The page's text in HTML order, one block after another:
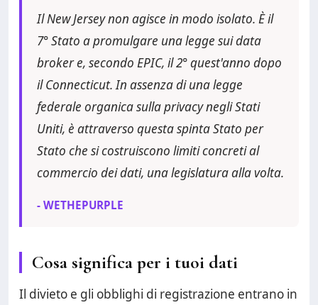
Il New Jersey non agisce in modo isolato. È il
7° Stato a promulgare una legge sui data
broker e, secondo EPIC, il 2° quest'anno dopo
il Connecticut. In assenza di una legge
federale organica sulla privacy negli Stati
Uniti, è attraverso questa spinta Stato per
Stato che si costruiscono limiti concreti al
commercio dei dati, una legislatura alla volta.
- WETHEPURPLE
Cosa significa per i tuoi dati
Il divieto e gli obblighi di registrazione entrano in